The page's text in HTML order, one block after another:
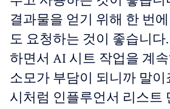
결과물을 얻기 위해 한 번
도 요청하는 것이 좋습니
하면서 AI 시트 작업을 계
소모가 부담이 되니까 말이
시처럼 인플루언서 리스트